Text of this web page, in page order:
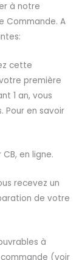
à notre
Commande. A
cette
première
1 an, vous
Pour en savoir
en ligne.
recevez un
de votre
à
(voir